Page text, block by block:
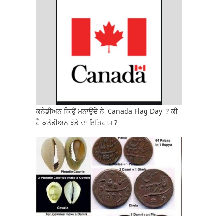
ਕਨੇਡੀਅਨ ਕਿਉਂ ਮਨਾਉਂਦੇ ਨੇ 'Canada Flag Day' ? ਕੀ
ਹੈ ਕਨੇਡੀਅਨ ਝੰਡੇ ਦਾ ਇਤਿਹਾਸ ?